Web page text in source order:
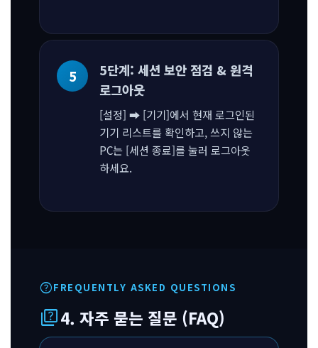
5단계: 세션 보안 점검 & 원격
로그아웃
[설정] ➡ [기기]에서 현재 로그인된
기기 리스트를 확인하고, 쓰지 않는
PC는 [세션 종료]를 눌러 로그아웃
하세요.
helpFREQUENTLY ASKED QUESTIONS
quiz4. 자주 묻는 질문 (FAQ)